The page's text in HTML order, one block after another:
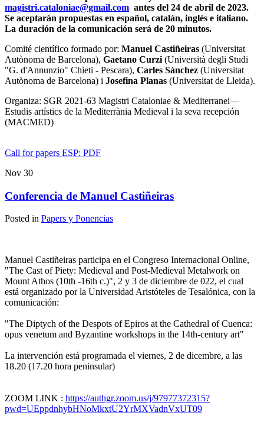
magistri.cataloniae@gmail.com antes del 24 de abril de 2023.
Se aceptarán propuestas en español, catalán, inglés e italiano.
La duración de la comunicación será de 20 minutos.
Comité científico formado por: Manuel Castiñeiras (Universitat
Autònoma de Barcelona), Gaetano Curzi (Università degli Studi
"G. d'Annunzio" Chieti - Pescara), Carles Sánchez (Universitat
Autònoma de Barcelona) i Josefina Planas (Universitat de Lleida).
Organiza: SGR 2021-63 Magistri Cataloniae & Mediterranei—
Estudis artístics de la Mediterrània Medieval i la seva recepción
(MACMED)
Call for papers ESP: PDF
Nov 30
Conferencia de Manuel Castiñeiras
Posted in Papers y Ponencias
Manuel Castiñeiras participa en el Congreso Internacional Online,
"The Cast of Piety: Medieval and Post-Medieval Metalwork on
Mount Athos (10th -16th c.)", 2 y 3 de diciembre de 022, el cual
está organizado por la Universidad Aristóteles de Tesalónica, con la
comunicación:
"The Diptych of the Despots of Epiros at the Cathedral of Cuenca:
opus venetum and Byzantine workshops in the 14th-century art"
La intervención está programada el viernes, 2 de dicembre, a las
18.20 (17.20 hora peninsular)
ZOOM LINK : https://authgr.zoom.us/j/97977372315?
pwd=UEppdnhybHNoMkxtU2YrMXVadnVxUT09